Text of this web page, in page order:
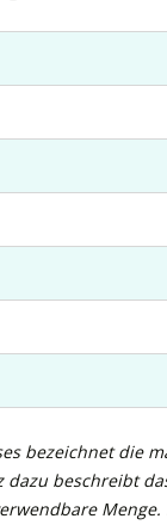
bezeichnet die
dazu beschreibt
Menge.